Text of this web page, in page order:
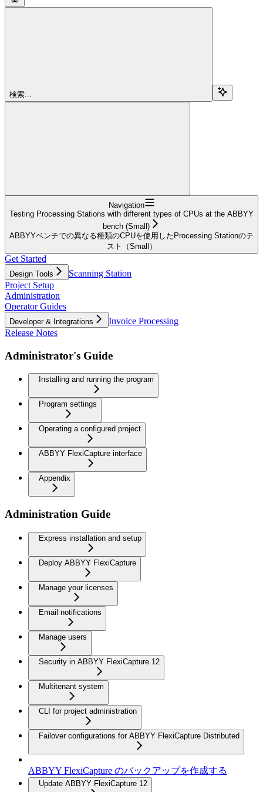
検索...
Navigation
Testing Processing Stations with different types of CPUs at the ABBYY
bench (Small)
ABBYYベンチでの異なる種類のCPUを使用したProcessing Stationのテ
スト（Small）
Get Started
Design Tools
Scanning Station
Project Setup
Administration
Operator Guides
Developer & Integrations
Invoice Processing
Release Notes
Administrator's Guide
Installing and running the program
Program settings
Operating a configured project
ABBYY FlexiCapture interface
Appendix
Administration Guide
Express installation and setup
Deploy ABBYY FlexiCapture
Manage your licenses
Email notifications
Manage users
Security in ABBYY FlexiCapture 12
Multitenant system
CLI for project administration
Failover configurations for ABBYY FlexiCapture Distributed
ABBYY FlexiCapture のバックアップを作成する
Update ABBYY FlexiCapture 12